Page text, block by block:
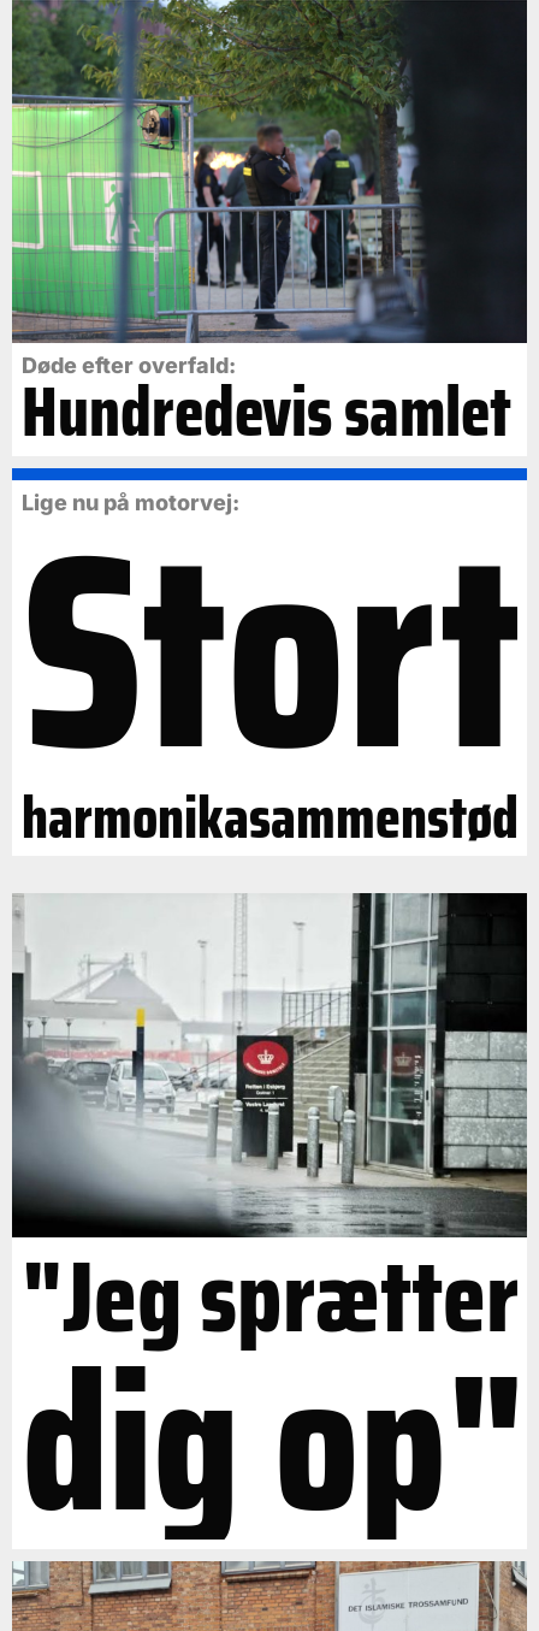
Døde efter overfald:
Hundredevis samlet
Lige nu på motorvej:
Stort
harmonikasammenstød
"Jeg sprætter
dig op"